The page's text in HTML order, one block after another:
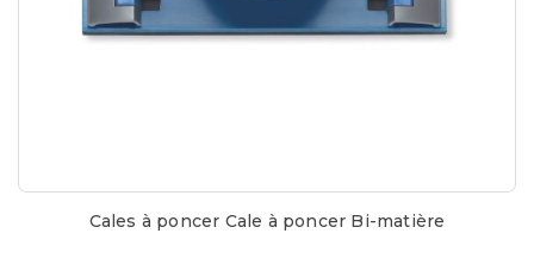
Cales à poncer Cale à poncer Bi-matière